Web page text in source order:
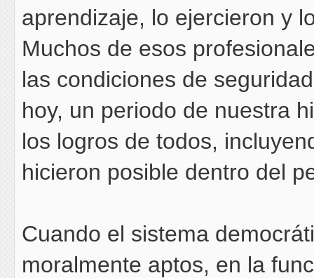
aprendizaje, lo ejercieron y
Muchos de esos
las condiciones de
hoy, un periodo de nuestra
los logros de todos,
hicieron posible dentro del
Cuando el sistema
moralmente aptos, en la